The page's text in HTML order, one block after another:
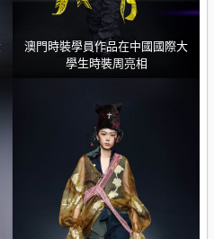
澳門時裝學員作品在中國國際大
學生時裝周亮相